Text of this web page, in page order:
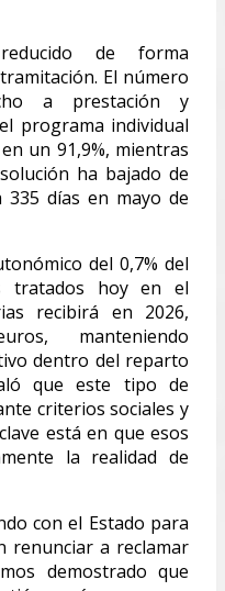
de forma
El número
a prestación y
programa individual
un 91,9%, mientras
ha bajado de
días en mayo de
del 0,7% del
tratados hoy en el
recibirá en 2026,
manteniendo
dentro del reparto
que este tipo de
criterios sociales y
está en que esos
la realidad de
con el Estado para
renunciar a reclamar
demostrado que